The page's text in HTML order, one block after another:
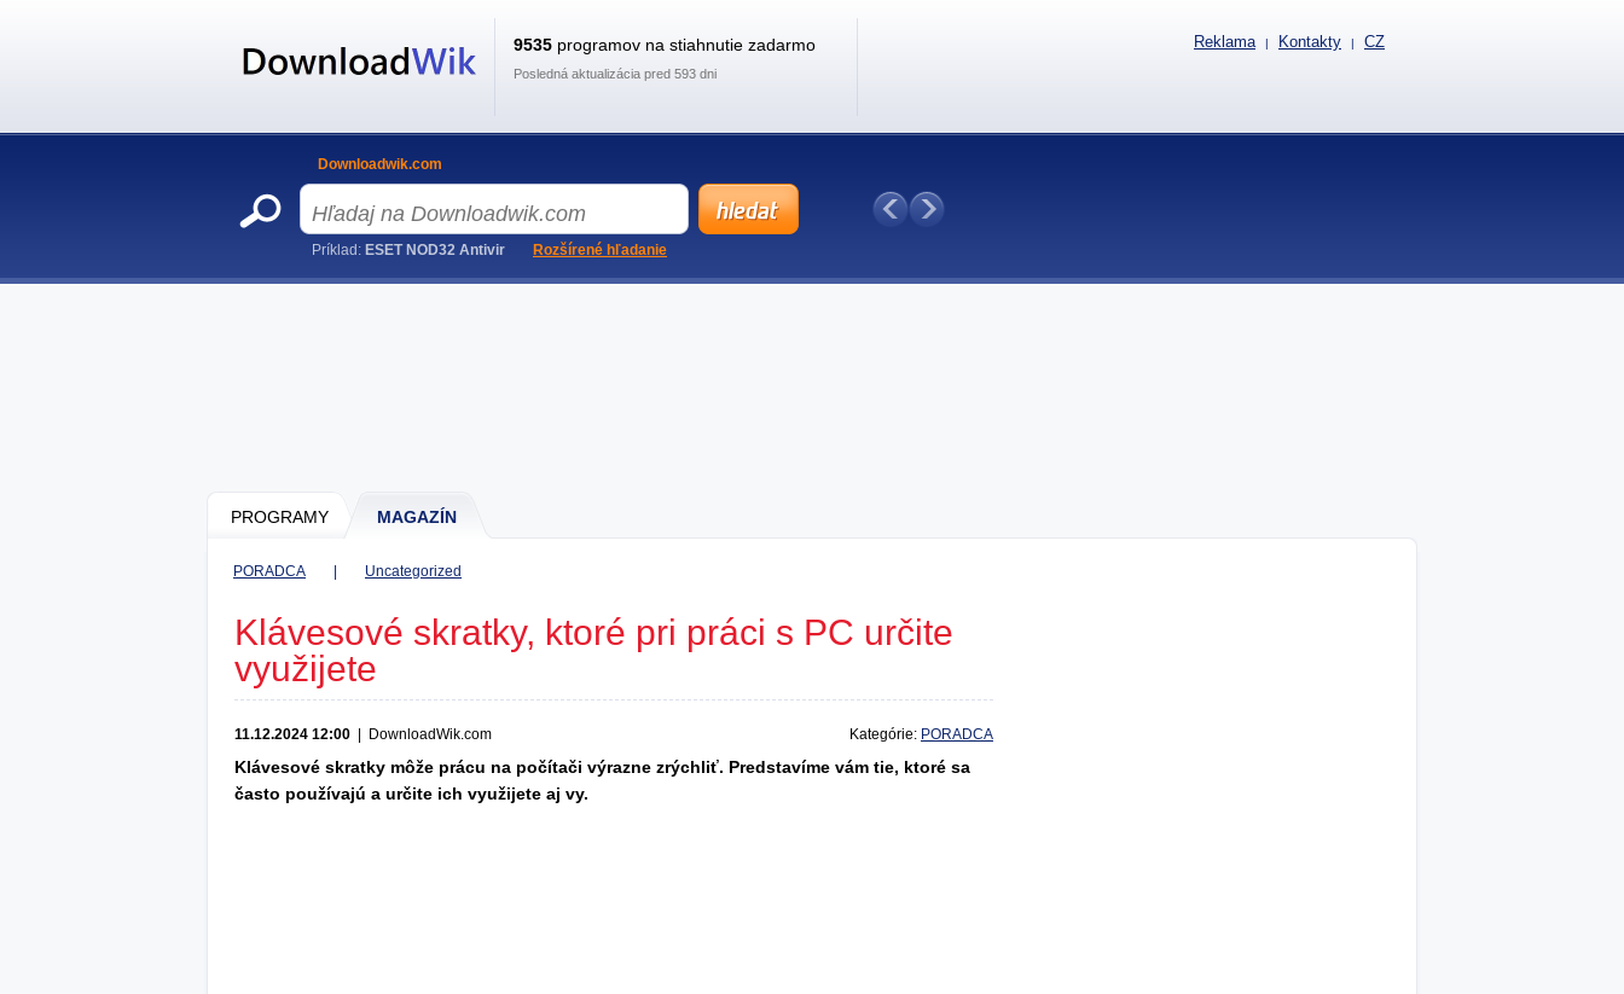
PROGRAMY MAGAZÍN
PORADCA Uncategorized
Klávesové skratky, ktoré pri práci s PC určite
využijete
11.12.2024 12:00 DownloadWik.com Kategórie: PORADCA
Klávesové skratky môže prácu na počítači výrazne zrýchliť. Predstavíme vám tie, ktoré sa
často používajú a určite ich využijete aj vy.
9535 programov na stiahnutie zadarmo
Posledná aktualizácia pred 593 dni
Reklama | Kontakty | CZ
Downloadwik.com
Príklad: ESET NOD32 Antivir Rozšírené hľadanie